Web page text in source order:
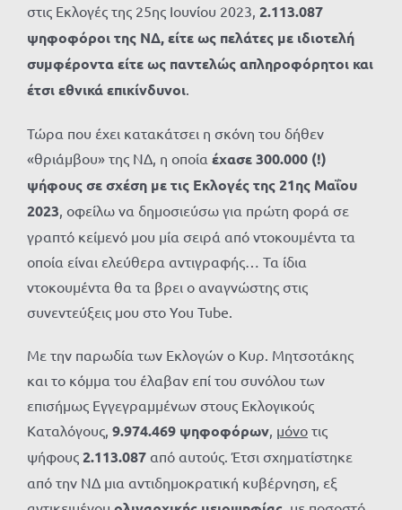
στις Εκλογές της 25ης Ιουνίου 2023, 2.113.087
ψηφοφόροι της ΝΔ, είτε ως πελάτες με ιδιοτελή
συμφέροντα είτε ως παντελώς απληροφόρητοι και
έτσι εθνικά επικίνδυνοι.
Τώρα που έχει κατακάτσει η σκόνη του δήθεν
«θριάμβου» της ΝΔ, η οποία έχασε 300.000 (!)
ψήφους σε σχέση με τις Εκλογές της 21ης Μαΐου
2023, οφείλω να δημοσιεύσω για πρώτη φορά σε
γραπτό κείμενό μου μία σειρά από ντοκουμέντα τα
οποία είναι ελεύθερα αντιγραφής… Τα ίδια
ντοκουμέντα θα τα βρει ο αναγνώστης στις
συνεντεύξεις μου στο You Tube.
Με την παρωδία των Εκλογών ο Κυρ. Μητσοτάκης
και το κόμμα του έλαβαν επί του συνόλου των
επισήμως Εγγεγραμμένων στους Εκλογικούς
Καταλόγους, 9.974.469 ψηφοφόρων, μόνο τις
ψήφους 2.113.087 από αυτούς. Έτσι σχηματίστηκε
από την ΝΔ μια αντιδημοκρατική κυβέρνηση, εξ